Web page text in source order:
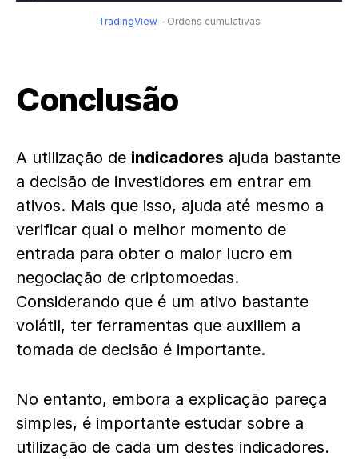
TradingView– Ordens cumulativas
Conclusão
A utilização de indicadores ajuda bastante
a decisão de investidores em entrar em
ativos. Mais que isso, ajuda até mesmo a
verificar qual o melhor momento de
entrada para obter o maior lucro em
negociação de criptomoedas.
Considerando que é um ativo bastante
volátil, ter ferramentas que auxiliem a
tomada de decisão é importante.
No entanto, embora a explicação pareça
simples, é importante estudar sobre a
utilização de cada um destes indicadores.